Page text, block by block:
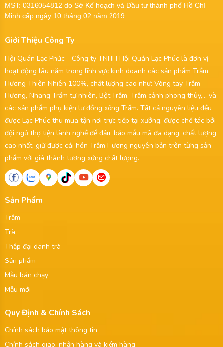
MST: 0316054812 do Sở Kế hoạch và Đầu tư thành phố Hồ Chí
Minh cấp ngày 10 tháng 02 năm 2019
Giới Thiệu Công Ty
Hội Quán Lạc Phúc - Công ty TNHH Hội Quán Lạc Phúc là đơn vị
hoạt động lâu năm trong lĩnh vực kinh doanh các sản phẩm Trầm
Hương Thiên Nhiên 100%, chất lượng cao như: Vòng tay Trầm
Hương, Nhang Trầm tự nhiên, Bột Trầm, Trầm cảnh phong thủy,... và
các sản phẩm phụ kiện lư đồng xông Trầm. Tất cả nguyên liệu đều
được Lạc Phúc thu mua tận nơi trực tiếp tại xưởng, được chế tác bởi
đội ngủ thợ tiện lành nghề để đảm bảo mẫu mã đa dạng, chất lượng
cao nhất, giữ được cái hồn Trầm Hương nguyên bản trên từng sản
phẩm với giá thành tương xứng chất lượng.
Sản Phẩm
Trầm
Trà
Thập đại danh trà
Sản phẩm
Mẫu bán chạy
Mẫu mới
Quy Định & Chính Sách
Chính sách bảo mật thông tin
Chính sách giao, nhận hàng và kiểm hàng